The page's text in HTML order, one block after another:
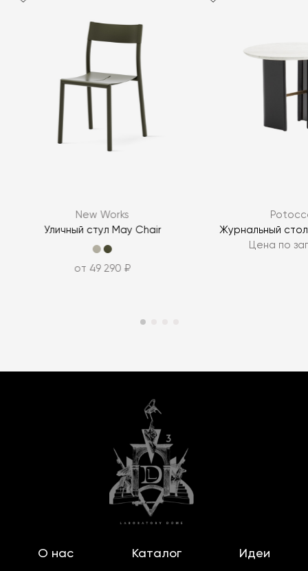
New Works
Уличный стул May Chair
от 49 290 ₽
Журнальный
Цена по
О нас Каталог Идеи